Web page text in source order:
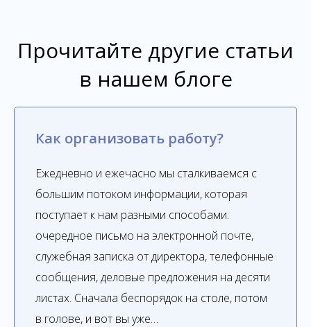
Прочитайте другие статьи
в нашем блоге
Как организовать работу?
Ежедневно и ежечасно мы сталкиваемся с
большим потоком информации, которая
поступает к нам разными способами:
очередное письмо на электронной почте,
служебная записка от директора, телефонные
сообщения, деловые предложения на десяти
листах. Сначала беспорядок на столе, потом
в голове, и вот вы уже…